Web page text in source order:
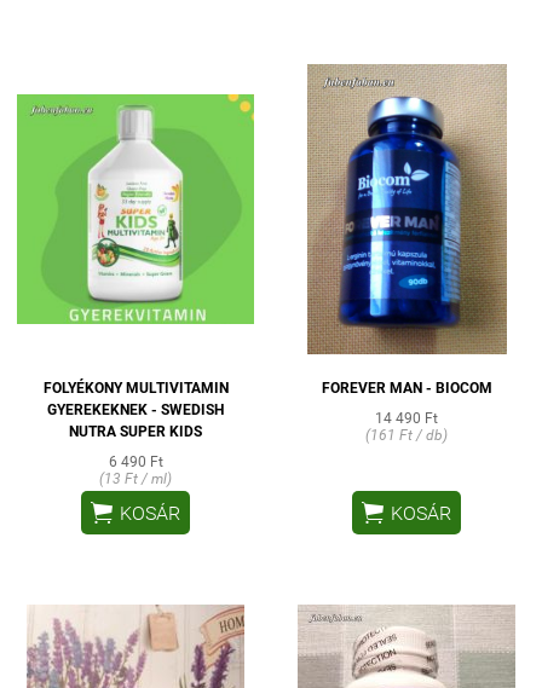
FOLYÉKONY MULTIVITAMIN
GYEREKEKNEK - SWEDISH
NUTRA SUPER KIDS
6 490 Ft
(13 Ft / ml)
 KOSÁR
FOREVER MAN - BIOCOM
14 490 Ft
(161 Ft / db)
 KOSÁR